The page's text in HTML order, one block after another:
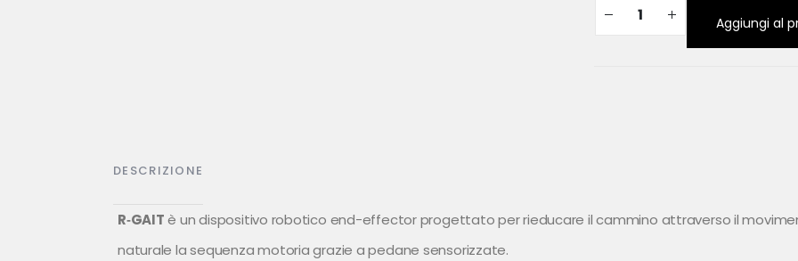
Aggiungi al
DESCRIZIONE
R‑GAITè un dispositivo robotico end-effector progettato per rieducare il cammino attraverso il
naturale la sequenza motoria grazie a pedane sensorizzate.